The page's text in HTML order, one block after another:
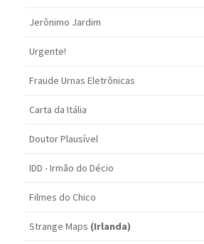
Jerônimo Jardim
Urgente!
Fraude Urnas Eletrônicas
Carta da Itália
Doutor Plausível
IDD - Irmão do Décio
Filmes do Chico
Strange Maps (Irlanda)